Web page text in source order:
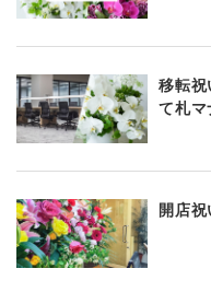
移転祝
て札マ
開店